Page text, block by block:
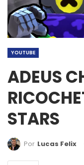
YOUTUBE
ADEUS
STARS
Por Lucas Felix